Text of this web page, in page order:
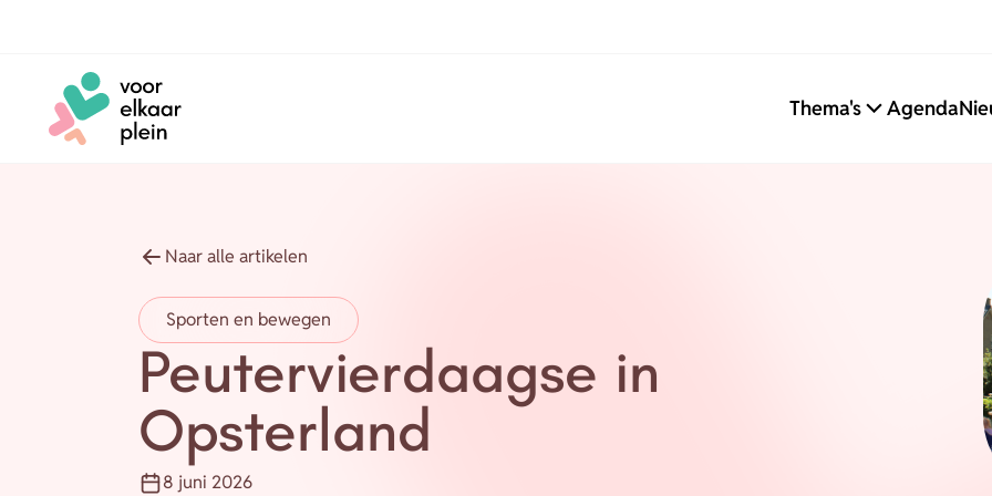
Thema's Agenda
Naar alle artikelen
Sporten en bewegen
Peutervierdaagse in
Opsterland
8 juni 2026